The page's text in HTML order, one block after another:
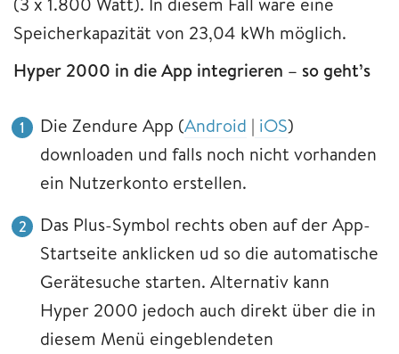
Speicherkapazität von 23,04 kWh möglich.
Hyper 2000 in die App integrieren – so geht’s
Die Zendure App (Android | iOS)
downloaden und falls noch nicht vorhanden
ein Nutzerkonto erstellen.
Das Plus-Symbol rechts oben auf der App-
Startseite anklicken ud so die automatische
Gerätesuche starten. Alternativ kann
Hyper 2000 jedoch auch direkt über die in
diesem Menü eingeblendeten